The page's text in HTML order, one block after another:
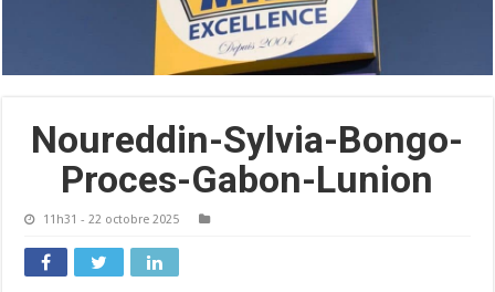
Noureddin-Sylvia-Bongo-
Proces-Gabon-Lunion
11h31 - 22 octobre 2025